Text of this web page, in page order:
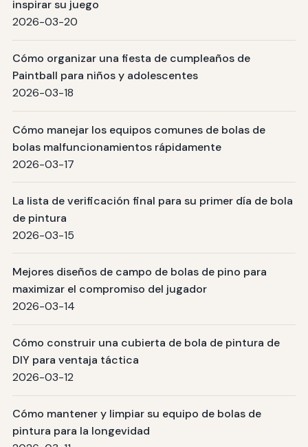
inspirar su juego
2026-03-20
Cómo organizar una fiesta de cumpleaños de
Paintball para niños y adolescentes
2026-03-18
Cómo manejar los equipos comunes de bolas de
bolas malfuncionamientos rápidamente
2026-03-17
La lista de verificación final para su primer día de bola
de pintura
2026-03-15
Mejores diseños de campo de bolas de pino para
maximizar el compromiso del jugador
2026-03-14
Cómo construir una cubierta de bola de pintura de
DIY para ventaja táctica
2026-03-12
Cómo mantener y limpiar su equipo de bolas de
pintura para la longevidad